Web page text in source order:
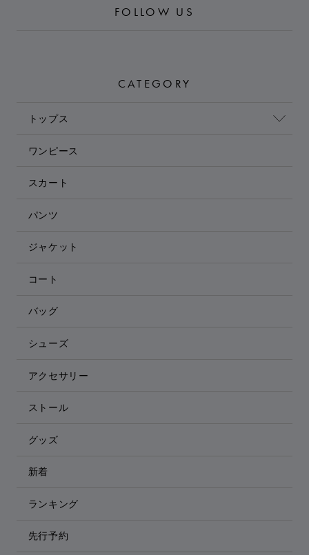
FOLLOW US
CATEGORY
トップス
ワンピース
スカート
パンツ
ジャケット
コート
バッグ
シューズ
アクセサリー
ストール
グッズ
新着
ランキング
先行予約